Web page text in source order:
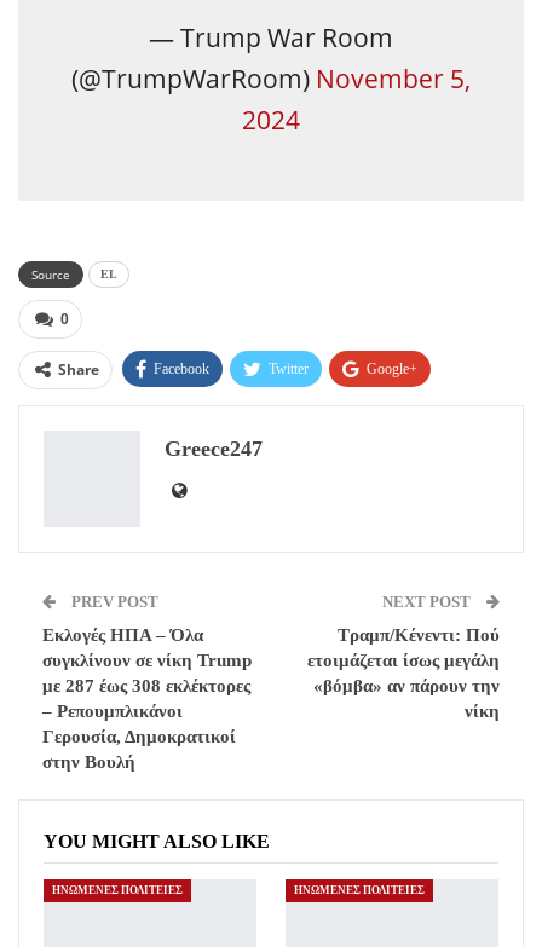
— Trump War Room
(@TrumpWarRoom) November 5,
2024
Source EL
0
Share Facebook Twitter Google+
Greece247
PREV POST
Εκλογές ΗΠΑ – Όλα
συγκλίνουν σε νίκη Trump
με 287 έως 308 εκλέκτορες
– Ρεπουμπλικάνοι
Γερουσία, Δημοκρατικοί
στην Βουλή
NEXT POST
Τραμπ/Κένεντι: Πού
ετοιμάζεται ίσως μεγάλη
«βόμβα» αν πάρουν την
νίκη
YOU MIGHT ALSO LIKE
ΗΝΩΜΕΝΕΣ ΠΟΛΙΤΕΙΕΣ ΗΝΩΜΕΝΕΣ ΠΟΛΙΤΕΙΕΣ